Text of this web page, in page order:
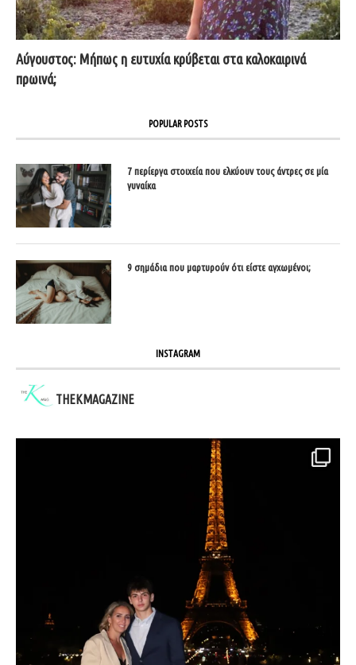
Αύγουστος: Μήπως η ευτυχία κρύβεται στα καλοκαιρινά
πρωινά;
POPULAR POSTS
7 περίεργα στοιχεία που ελκύουν τους άντρες σε μία
γυναίκα
9 σημάδια που μαρτυρούν ότι είστε αγχωμένοι;
INSTAGRAM
THEKMAGAZINE